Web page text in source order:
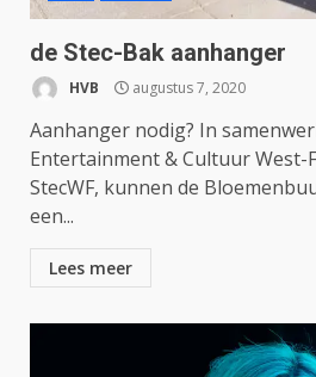
de Stec-Bak aanhanger
HVB augustus 7, 2020
Aanhanger nodig? In
Entertainment & Cultuur West-
StecWF, kunnen de
een...
Lees meer